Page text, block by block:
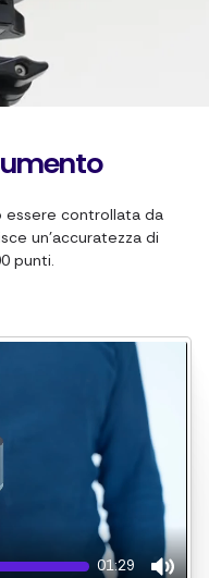
essere controllata da
un'accuratezza di
punti.
01:29